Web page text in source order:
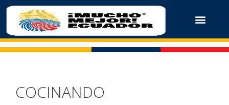
COCINANDO